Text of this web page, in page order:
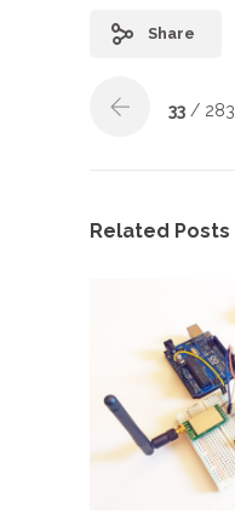
Share
33 / 283
Related Posts